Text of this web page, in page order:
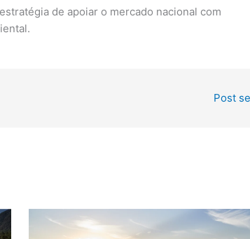
de apoiar o mercado nacional com
Post